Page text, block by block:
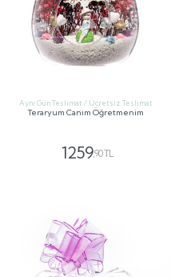
Aynı Gün Teslimat / Ücretsiz Teslimat
Teraryum Canım Öğretmenim
1259,90 TL